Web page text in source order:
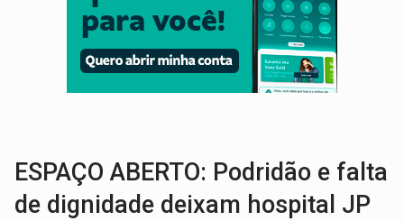
Pitbulls fogem de residência e atacam casal de idosos
AÇÃO CONJUNTA:Forças policiais apreendem cerca de 1kg de
Flávio Bolsonaro escolhe Alfredo Gaspar como vice, alvo de
ESPAÇO ABERTO: Podridão e falta
de dignidade deixam hospital JP